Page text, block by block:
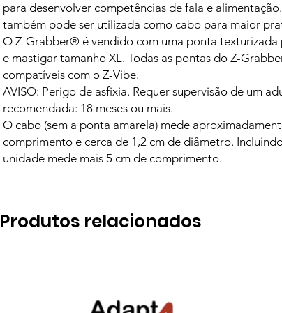
para desenvolver competências de fala e
também pode ser utilizada como cabo para maior
O Z-Grabber® é vendido com uma ponta texturizada
e mastigar tamanho XL. Todas as pontas do Z-
compatíveis com o Z-Vibe.
AVISO: Perigo de asfixia. Requer supervisão de um
recomendada: 18 meses ou mais.
O cabo (sem a ponta amarela) mede
comprimento e cerca de 1,2 cm de diâmetro.
unidade mede mais 5 cm de comprimento.
Produtos relacionados